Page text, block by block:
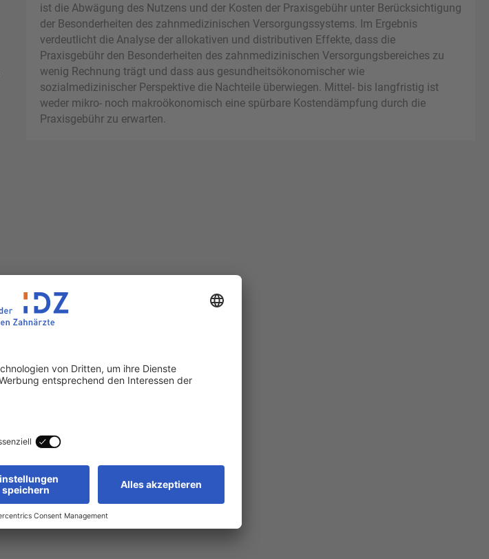
ist die Abwägung des Nutzens und der Kosten der Praxisgebühr unter Berücksichtigung
der Besonderheiten des zahnmedizinischen Versorgungssystems. Im Ergebnis
verdeutlicht die Analyse der allokativen und distributiven Effekte, dass die
Praxisgebühr den Besonderheiten des zahnmedizinischen Versorgungsbereiches zu
wenig Rechnung trägt und dass aus gesundheitsökonomischer wie
sozialmedizinischer Perspektive die Nachteile überwiegen. Mittel- bis langfristig ist
weder mikro- noch makroökonomisch eine spürbare Kostendämpfung durch die
Praxisgebühr zu erwarten.